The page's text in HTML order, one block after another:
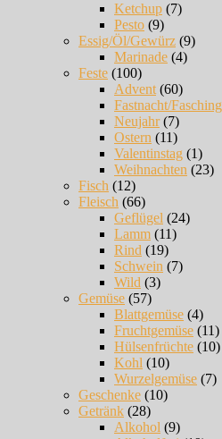
Ketchup (7)
Pesto (9)
Essig/Öl/Gewürz (9)
Marinade (4)
Feste (100)
Advent (60)
Fastnacht/Fasching
Neujahr(7)
Ostern (11)
Valentinstag (1)
Weihnachten (23)
Fisch (12)
Fleisch (66)
Geflügel (24)
Lamm (11)
Rind (19)
Schwein (7)
Wild (3)
Gemüse (57)
Blattgemüse (4)
Fruchtgemüse (11)
Hülsenfrüchte (10)
Kohl (10)
Wurzelgemüse (7)
Geschenke (10)
Getränk (28)
Alkohol (9)